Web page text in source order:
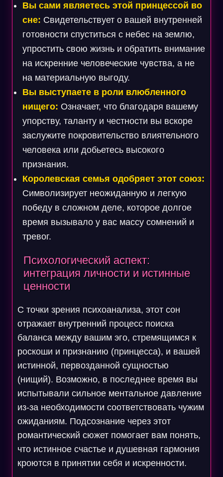
Вы сами являетесь этой принцессой во
сне: Свидетельствует о вашей внутренней
готовности спуститься с небес на землю,
упростить свою жизнь и обратить внимание
на искренние человеческие чувства, а не
на материальную выгоду.
Вы выступаете в роли влюбленного
нищего: Означает, что благодаря вашему
упорству, таланту и честности вы вскоре
заслужите покровительство влиятельного
человека или добьетесь высокого
признания.
Королевская семья одобряет этот союз:
Символизирует неожиданную и легкую
победу в сложном деле, которое долгое
время вызывало у вас массу сомнений и
тревог.
Психологический аспект:
интеграция личности и истинные
ценности
С точки зрения психоанализа, этот сон
отражает внутренний процесс поиска
баланса между вашим эго, стремящимся к
роскоши и признанию (принцесса), и вашей
истинной, первозданной сущностью
(нищий). Возможно, в последнее время вы
испытывали сильное ментальное давление
из-за необходимости соответствовать чужим
ожиданиям. Подсознание через этот
романтический сюжет помогает вам понять,
что истинное счастье и душевная гармония
кроются в принятии себя и искренности.